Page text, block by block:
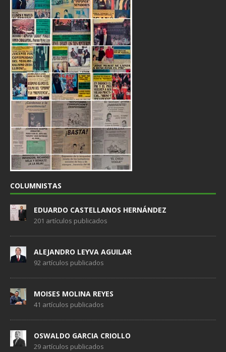
COLUMNISTAS
EDUARDO CASTELLANOS HERNÁNDEZ
201 artículos publicados
ALEJANDRO LEYVA AGUILAR
92 artículos publicados
MOISES MOLINA REYES
41 artículos publicados
OSWALDO GARCIA CRIOLLO
29 artículos publicados